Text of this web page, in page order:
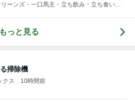
ーンズ・一口馬主・立ち飲み・立ち食いそ
っと見る
掃除機
クス 10時間前